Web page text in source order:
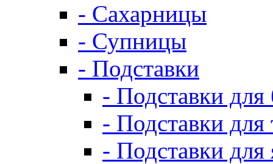
- Сахарницы
- Супницы
- Подставки
- Подставки
- Подставки для
- Подставки для